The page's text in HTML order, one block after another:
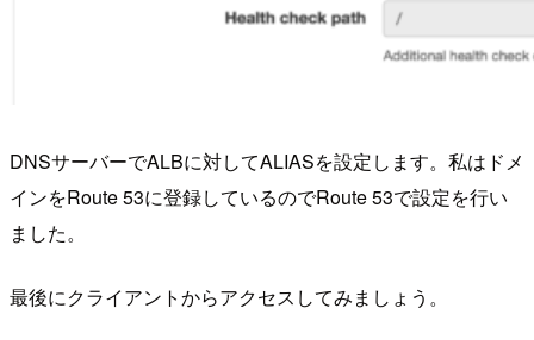
DNSサーバーでALBに対してALIASを設定します。私はドメ
インをRoute 53に登録しているのでRoute 53で設定を行い
ました。
最後にクライアントからアクセスしてみましょう。